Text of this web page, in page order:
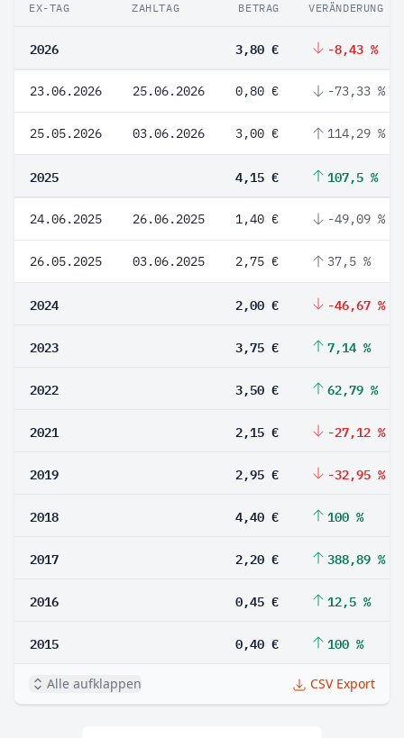
EX-TAG ZAHLTAG BETRAG VERÄNDERUNG
2026 3,80 € -8,43 %
23.06.2026 25.06.2026 0,80 € -73,33 %
25.05.2026 03.06.2026 3,00 € 114,29 %
2025 4,15 € 107,5 %
24.06.2025 26.06.2025 1,40 € -49,09 %
26.05.2025 03.06.2025 2,75 € 37,5 %
2024 2,00 € -46,67 %
2023 3,75 € 7,14 %
2022 3,50 € 62,79 %
2021 2,15 € -27,12 %
2019 2,95 € -32,95 %
2018 4,40 € 100 %
2017 2,20 € 388,89 %
2016 0,45 € 12,5 %
2015 0,40 € 100 %
Alle aufklappen CSV Export